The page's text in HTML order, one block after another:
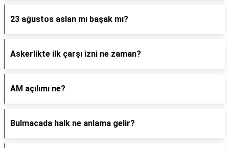
23 ağustos aslan mı başak mı?
Askerlikte ilk çarşı izni ne zaman?
AM açılımı ne?
Bulmacada halk ne anlama gelir?